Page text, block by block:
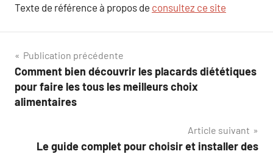
Texte de référence à propos de consultez ce site
Navigation
de
l’article
Publication précédente
Comment bien découvrir les placards diététiques
pour faire les tous les meilleurs choix
alimentaires
Article suivant
Le guide complet pour choisir et installer des